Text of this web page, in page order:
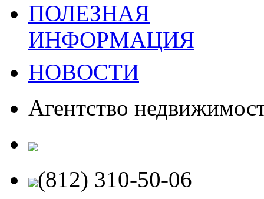
ПОЛЕЗНАЯ
ИНФОРМАЦИЯ
НОВОСТИ
Агентство
(812) 310-50-06